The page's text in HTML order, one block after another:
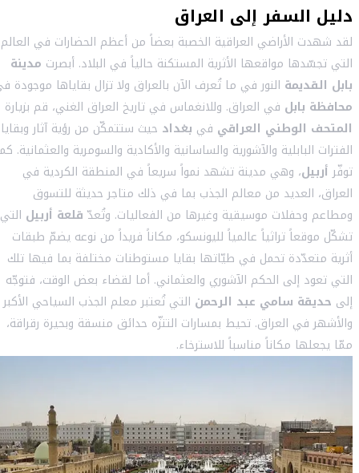
دليل السفر إلى العراق
لقد شهدت الأراضي العراقية الخصبة بعضاً من أعظم الحضارات في العالم
التي تجسّدها مواقعها الأثرية المستكنة حالياً في البلاد. أبصرت مدينة
بابل القديمة النور في ما تُعرف الآن بالعراق ولا تزال بقاياها موجودة
محافظة بابل في العراق. وللانغماس في تاريخ العراق الغني، قم بزيارة
المتحف الوطني العراقي في بغداد حيث ستتمكّن من رؤية آثار وبقايا
الفترات البابلية والآشورية والساسانية والأكادية والسومرية والعثمانية.
توفّرأربيل، وهي مدينة تشهد نمواً سريعاً في المنطقة الكردية في
العراق، العديد من معالم الجذب بما في ذلك متاجر حديثة للتسوق
ومطاعم وحفلات موسيقية وغيرها من الفعاليات. وتُعدّ قلعة أربيل التي
تشكّل موقعاً تراثياً عالمياً لليونسكو، مكاناً فريداً من نوعه يضمّ طبقات
أثرية متعدّدة تحمل في طيّاتها بقايا مستوطنات مختلفة بما فيها تلك
التي تعود إلى الحكم الآشوري والعثماني. أما لقضاء بعض الوقت، فتوجّه
إلى حديقة سامي عبد الرحمن التي تُعتبر معلم الجذب السياحي الأكبر
والأشهر في العراق. تحيط بمسارات التنزّه حدائق منسقة وبحيرة رقراقة،
ممّا يجعلها مكاناً مناسباً للاسترخاء.